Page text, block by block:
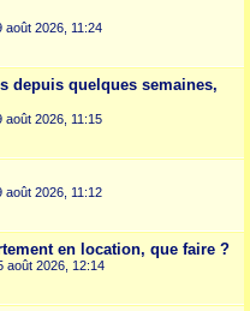
r
août 2026, 11:24
depuis quelques semaines,
août 2026, 11:15
août 2026, 11:12
en location, que faire ?
août 2026, 12:14